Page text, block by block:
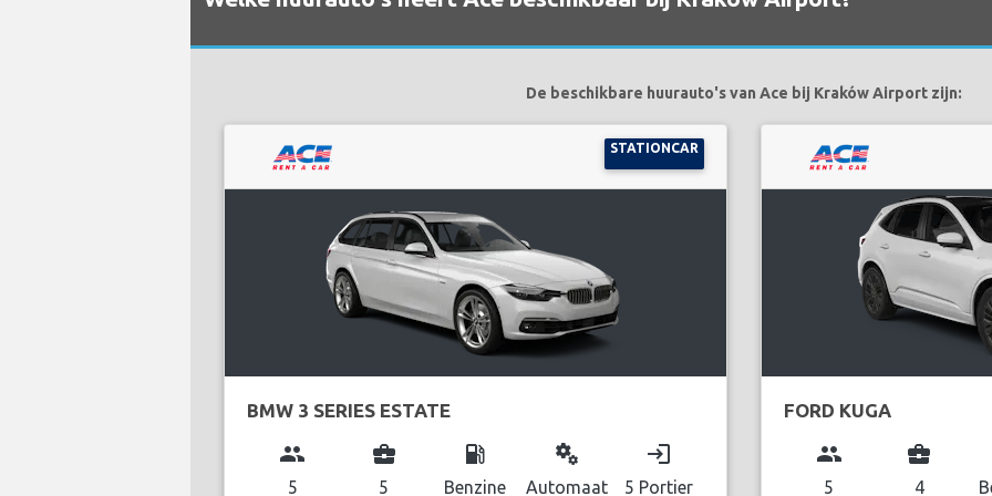
De beschikbare huurauto's van Ace bij Kraków Airport zijn:
STATIONCAR
BMW 3 SERIES ESTATE
group
5
business_center
5
local_gas_station
Benzine
miscellaneous_services
Automaat
login
5 Portier
FORD KUGA
group
5
business_center
4